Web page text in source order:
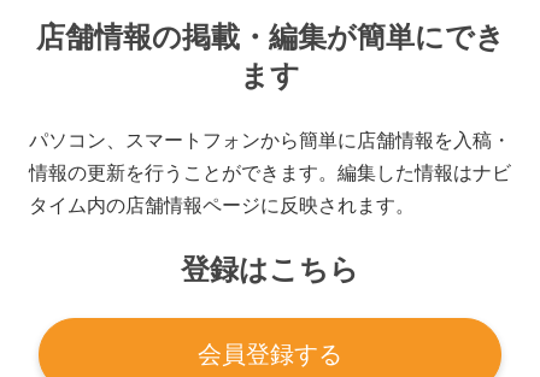
店舗情報の掲載・編集が簡単にでき
ます
パソコン、スマートフォンから簡単に店舗情報を入稿・
情報の更新を行うことができます。編集した情報はナビ
タイム内の店舗情報ページに反映されます。
登録はこちら
会員登録する